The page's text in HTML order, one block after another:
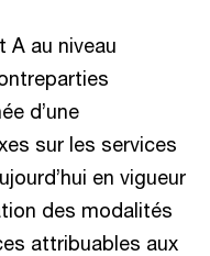
A au niveau
d’une
sur les services
en vigueur
des modalités
attribuables aux